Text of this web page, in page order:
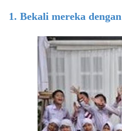
1. Bekali mereka dengan